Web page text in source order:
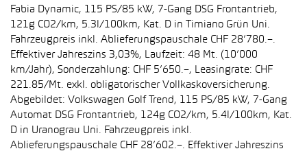
Fabia Dynamic, 115 PS/85 kW, 7-Gang DSG Frontantrieb,
121g CO2/km, 5.3l/100km, Kat. D in Timiano Grün Uni.
Fahrzeugpreis inkl. Ablieferungspauschale CHF 28’780.–.
Effektiver Jahreszins 3,03%, Laufzeit: 48 Mt. (10’000
km/Jahr), Sonderzahlung: CHF 5’650.–, Leasingrate: CHF
221.85/Mt. exkl. obligatorischer Vollkaskoversicherung.
Abgebildet: Volkswagen Golf Trend, 115 PS/85 kW, 7-Gang
Automat DSG Frontantrieb, 124g CO2/km, 5.4l/100km, Kat.
D in Uranograu Uni. Fahrzeugpreis inkl.
Ablieferungspauschale CHF 28’602.–. Effektiver Jahreszins